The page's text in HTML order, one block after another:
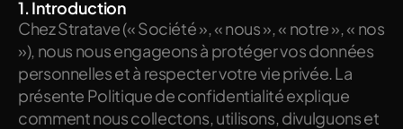
1. Introduction
Chez Stratave (« Société », « nous », « notre », « nos
»), nous nous engageons à protéger vos données
personnelles et à respecter votre vie privée. La
présente Politique de confidentialité explique
comment nous collectons, utilisons, divulguons et